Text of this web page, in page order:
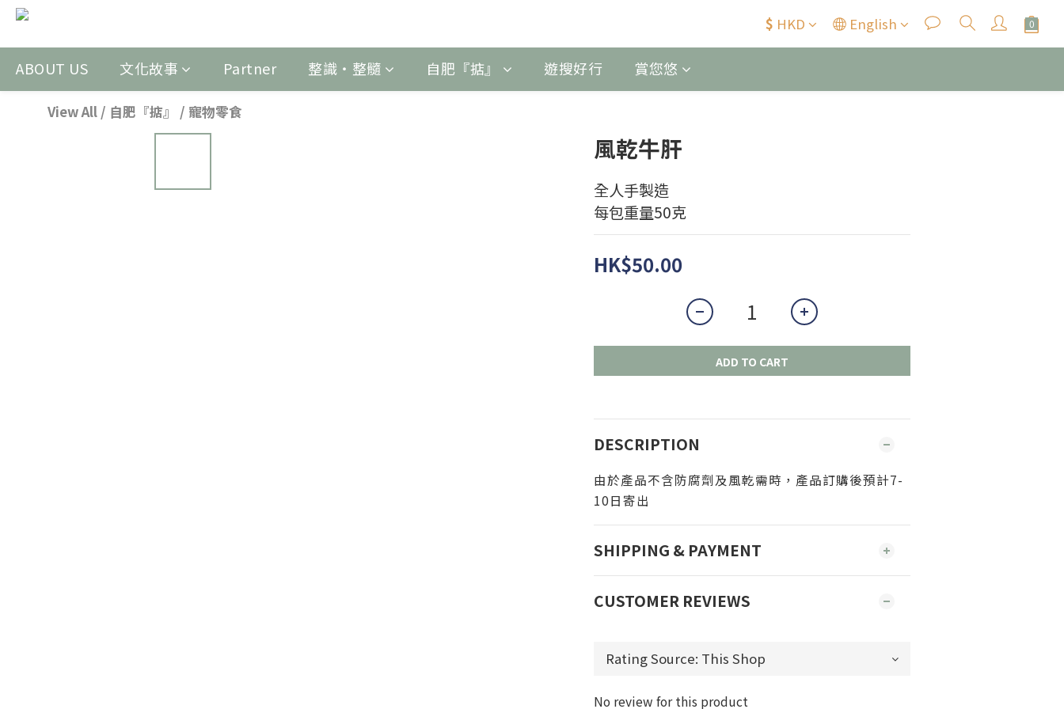
$ HKD English
ABOUT US 文化故事 Partner 整識‧整髓 自肥『掂』 遊搜好行 賞您悠
View All / 自肥『掂』 / 寵物零食
風乾牛肝
全人手製造
每包重量50克
HK$50.00
ADD TO CART
DESCRIPTION
由於產品不含防腐劑及風乾需時，產品訂購後預計7-
10日寄出
SHIPPING & PAYMENT
CUSTOMER REVIEWS
No review for this product